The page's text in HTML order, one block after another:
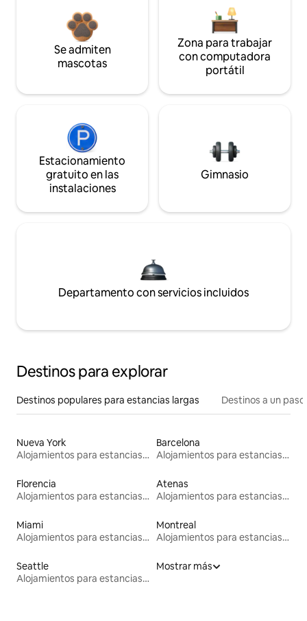
Se admiten
mascotas
Zona para trabajar
con computadora
portátil
Estacionamiento
gratuito en las
instalaciones
Gimnasio
Departamento con servicios incluidos
Destinos para explorar
Destinos populares para estancias largas Destinos a un
Nueva York
Alojamientos para estancias largas
Barcelona
Alojamientos para estancias largas
Florencia
Alojamientos para estancias largas
Atenas
Alojamientos para estancias largas
Miami
Alojamientos para estancias largas
Montreal
Alojamientos para estancias largas
Seattle
Alojamientos para estancias largas
Mostrar más